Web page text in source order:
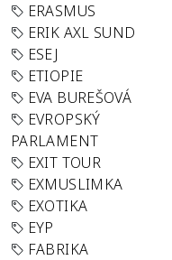
ERASMUS
ERIK AXL SUND
ESEJ
ETIOPIE
EVA BUREŠOVÁ
EVROPSKÝ
PARLAMENT
EXIT TOUR
EXMUSLIMKA
EXOTIKA
EYP
FABRIKA